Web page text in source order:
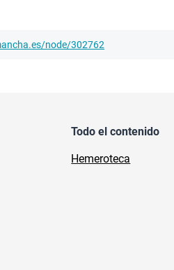
node/302762
Todo el contenido
Hemeroteca